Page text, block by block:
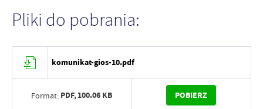
Pliki do pobrania:
komunikat-gios-10.pdf
Format: PDF,100.06 KB POBIERZ